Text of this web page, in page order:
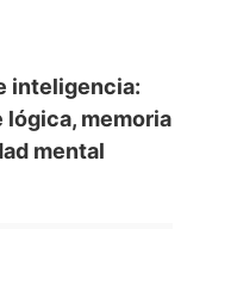
inteligencia:
lógica, memoria
mental